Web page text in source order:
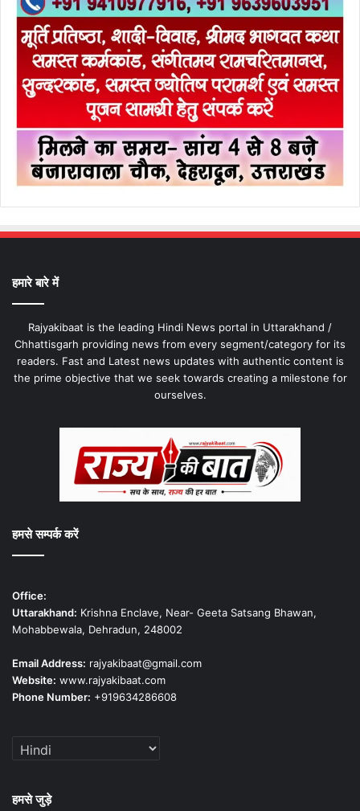
हमारे बारे में
Rajyakibaat is the leading Hindi News portal in Uttarakhand /
Chhattisgarh providing news from every segment/category for its
readers. Fast and Latest news updates with authentic content is
the prime objective that we seek towards creating a milestone for
ourselves.
हमसे सम्पर्क करें
Office:
Uttarakhand: Krishna Enclave, Near- Geeta Satsang Bhawan,
Mohabbewala, Dehradun, 248002
Email Address: rajyakibaat@gmail.com
Website: www.rajyakibaat.com
Phone Number: +919634286608
हमसे जुड़े